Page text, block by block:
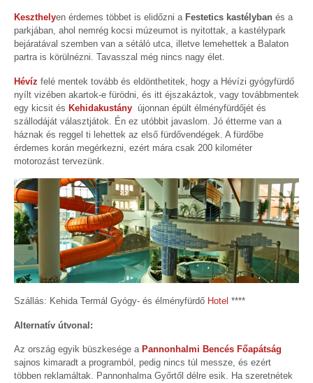
Keszthelyen érdemes többet is elidőzni a Festetics kastélyban és a
parkjában, ahol nemrég kocsi múzeumot is nyitottak, a kastélypark
bejáratával szemben van a sétáló utca, illetve lemehettek a Balaton
partra is körülnézni. Tavasszal még nincs nagy élet.
Hévíz felé mentek tovább és eldönthetitek, hogy a Hévízi gyógyfürdő
nyílt vizében akartok-e fürödni, és itt éjszakáztok, vagy továbbmentek
egy kicsit és Kehidakustány újonnan épült élményfürdőjét és
szállodáját választjátok. Én ez utóbbit javaslom. Jó étterme van a
háznak és reggel ti lehettek az első fürdővendégek. A fürdőbe
érdemes korán megérkezni, ezért mára csak 200 kilométer
motorozást tervezünk.
Szállás: Kehida Termál Gyógy- és élményfürdő Hotel ****
Alternatív útvonal:
Az ország egyik büszkesége a Pannonhalmi Bencés Főapátság
sajnos kimaradt a programból, pedig nincs túl messze, és ezért
többen reklamáltak. Pannonhalma Győrtől délre esik. Ha szeretnétek